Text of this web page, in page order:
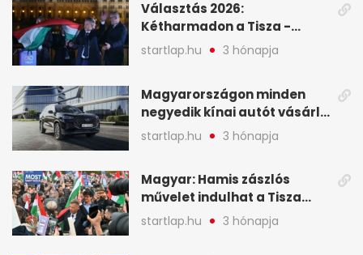
Választás 2026:
Kétharmadon a Tisza -
mutatjuk, hogyan alakulnak
a mandátumok
startlap.hu 3 hónapja
Magyarországon minden
negyedik kínai autót vásárló
a Chery mellett döntött (X)
startlap.hu 3 hónapja
Magyar: Hamis zászlós
művelet indulhat a Tisza
ellen a választás napján - A
hét legfontosabb eseményei
startlap.hu 3 hónapja